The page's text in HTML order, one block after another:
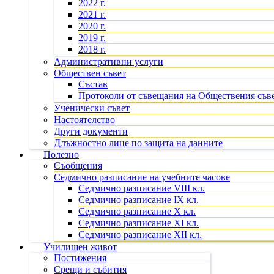
2022 г.
2021 г.
2020 г.
2019 г.
2018 г.
Административни услуги
Обществен съвет
Състав
Протоколи от съвещания на Обществения
Ученически съвет
Настоятелство
Други документи
Длъжностно лице по защита на данните
Полезно
Съобщения
Седмично разписание на учебните часове
Седмично разписание VIII кл.
Седмично разписание IX кл.
Седмично разписание X кл.
Седмично разписание XI кл.
Седмично разписание XII кл.
Училищен живот
Постижения
Срещи и събития